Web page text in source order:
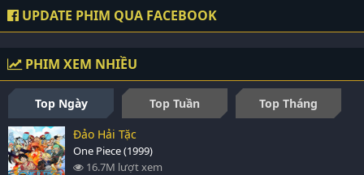
UPDATE PHIM QUA FACEBOOK
PHIM XEM NHIỀU
Top Ngày Top Tuần
Top Tháng
Đảo Hải Tặc
One Piece (1999)
16.7M lượt xem